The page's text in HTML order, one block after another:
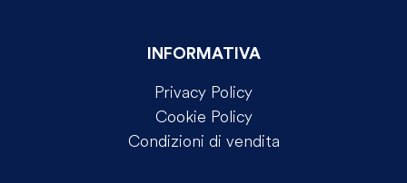
INFORMATIVA
Privacy Policy
Cookie Policy
Condizioni di vendita